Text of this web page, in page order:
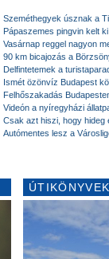
Szeméthegyek úsznak a
Pápaszemes pingvin kelt
Vasárnap reggel nagyon
90 km bicajozás a
Delfintetemek a
Ismét özönvíz Budapest
Felhőszakadás
Videón a nyíregyházi
Csak azt hiszi, hogy hideg
Autómentes lesz a